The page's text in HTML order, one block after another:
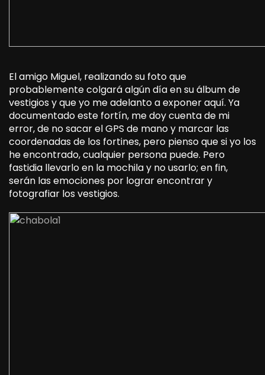
El amigo Miguel, realizando su foto que
probablemente colgará algún día en su álbum de
vestigios y que yo me adelanto a exponer aquí. Ya
documentado este fortín, me doy cuenta de mi
error, de no sacar el GPS de mano y marcar las
coordenadas de los fortines, pero pienso que si yo los
he encontrado, cualquier persona puede. Pero
fastidia llevarlo en la mochila y no usarlo; en fin,
serán las emociones por lograr encontrar y
fotografiar los vestigios.